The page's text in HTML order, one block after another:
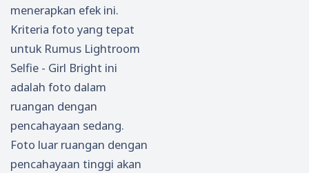
menerapkan efek ini.
Kriteria foto yang tepat
untuk Rumus Lightroom
Selfie - Girl Bright ini
adalah foto dalam
ruangan dengan
pencahayaan sedang.
Foto luar ruangan dengan
pencahayaan tinggi akan